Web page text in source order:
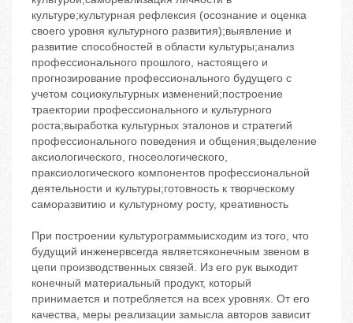
культуре;культурная рефлексия (осознание и оценка
своего уровня культурного развития);выявление и
развитие способностей в области культуры;анализ
профессионального прошлого, настоящего и
прогнозирование профессионального будущего с
учетом социокультурных изменений;построение
траектории профессионального и культурного
роста;выработка культурных эталонов и стратегий
профессионального поведения и общения;выделение
аксиологического, гносеологического,
праксиологического компонентов профессиональной
деятельности и культуры;готовность к творческому
саморазвитию и культурному росту, креативность
При построении культурограммыисходим из того, что
будущий инженервсегда являетсяконечным звеном в
цепи производственных связей. Из его рук выходит
конечный материальный продукт, который
принимается и потребляется на всех уровнях. От его
качества, меры реализации замысла авторов зависит